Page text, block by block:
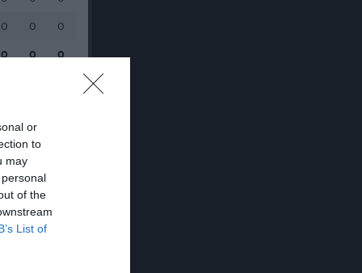
or
to
may
of the
List of
0 0
0
0 0 0